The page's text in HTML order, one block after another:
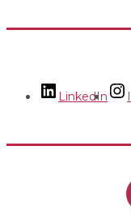
LinkedIn